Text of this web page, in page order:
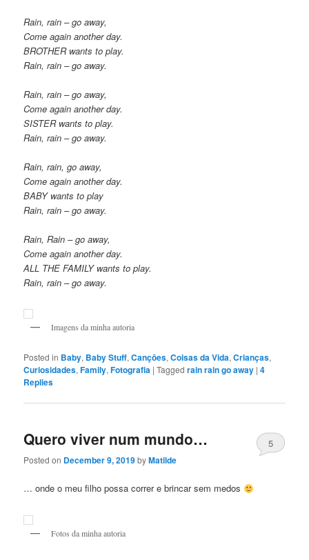
Rain, rain – go away,
Come again another day.
BROTHER wants to play.
Rain, rain – go away.
Rain, rain – go away,
Come again another day.
SISTER wants to play.
Rain, rain – go away.
Rain, rain, go away,
Come again another day.
BABY wants to play
Rain, rain – go away.
Rain, Rain – go away,
Come again another day.
ALL THE FAMILY wants to play.
Rain, rain – go away.
Imagens da minha autoria
Posted in Baby, Baby Stuff,Cançōes,Coisas da Vida,Crianças,
Curiosidades,Family,Fotografia |Tagged rain rain go away |4
Replies
Quero viver num mundo…
Posted on December 9, 2019byMatilde
5
… onde o meu filho possa correr e brincar sem medos
Fotos da minha autoria